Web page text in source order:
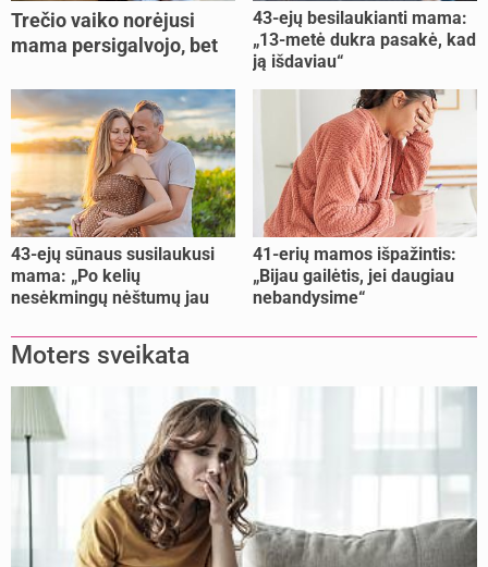
Trečio vaiko norėjusi
mama persigalvojo, bet
šoke“
43-ejų besilaukianti mama:
„13-metė dukra pasakė, kad
ją išdaviau“
43-ejų sūnaus susilaukusi
mama: „Po kelių
nesėkmingų nėštumų jau
41-erių mamos išpažintis:
„Bijau gailėtis, jei daugiau
nebandysime“
Moters sveikata